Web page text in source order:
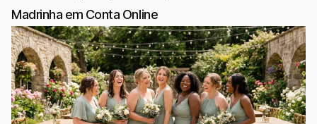
Madrinha em Conta Online